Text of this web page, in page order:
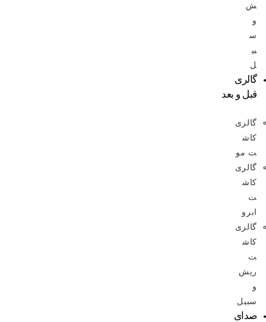
ش
و
س
بی
ل
گالری
قبل و بعد
گالری
کاش
ت مو
گالری
کاش
ت
ابرو
گالری
کاش
ت
ریش
و
سبیل
صدای